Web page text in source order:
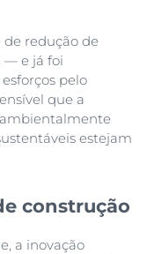
de redução de
— e já foi
pelo
que a
estejam
construção
a inovação